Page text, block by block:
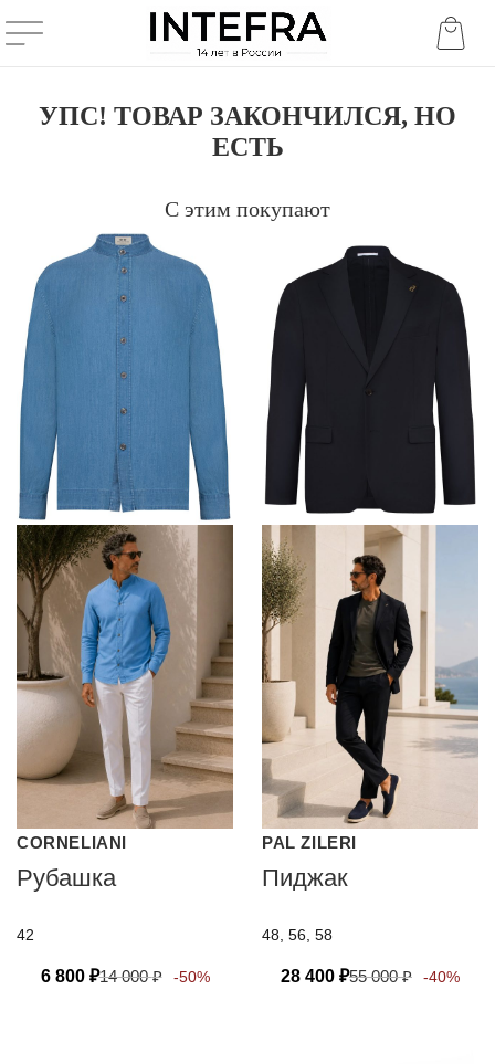
УПС! ТОВАР ЗАКОНЧИЛСЯ, НО
ЕСТЬ
С этим покупают
CORNELIANI
Рубашка
42
6 800 ₽14 000₽ -50%
PAL ZILERI
Пиджак
48, 56, 58
28 400 ₽55 000₽ -40%